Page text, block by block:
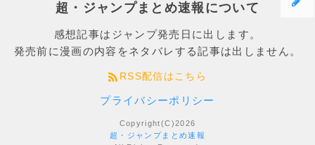
超・ジャンプまとめ速報について
感想記事はジャンプ発売日に出します。
発売前に漫画の内容をネタバレする記事は出しません。
RSS配信はこちら
プライバシーポリシー
Copyright(C)2026
超・ジャンプまとめ速報